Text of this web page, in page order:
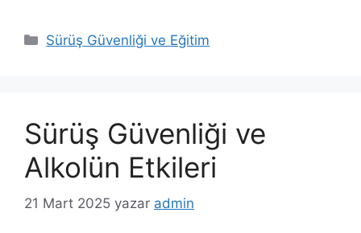
K
o
r
i
l
Sürüş Güvenliği ve Eğitim
Sürüş Güvenliği ve
Alkolün Etkileri
21 Mart 2025 yazar admin